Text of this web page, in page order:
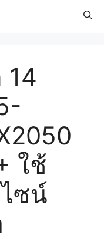
14
ใช้
ซน์